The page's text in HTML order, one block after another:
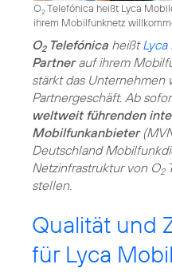
O2Telefónica heißt Lyca
ihrem Mobilfunknetz
O2Telefónica heißt
Partnerauf ihrem
stärkt das Unternehmen
Partnergeschäft. Ab
weltweit führenden
Mobilfunkanbieter
Deutschland
Netzinfrastruktur von O2
stellen.
Qualität und
für Lyca